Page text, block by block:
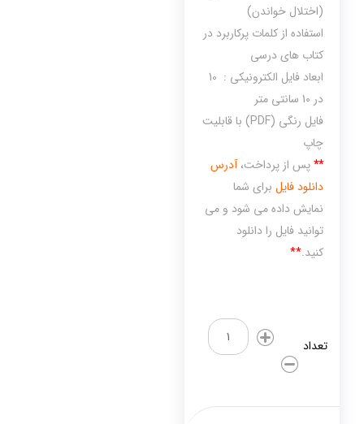
(اختلال خواندن)
استفاده از کلمات پرکاربرد در
کتاب های درسی
ابعاد فایل الکترونیکی : 10
در 10 سانتی متر
فایل رنگی (PDF) با قابلیت
چاپ
**پس از پرداخت،آدرس
دانلود فایل برای شما
نمایش داده می شود و می
توانید فایل را دانلود
کنید.**
تعداد
کلمات
3
بخشی(مجموعه